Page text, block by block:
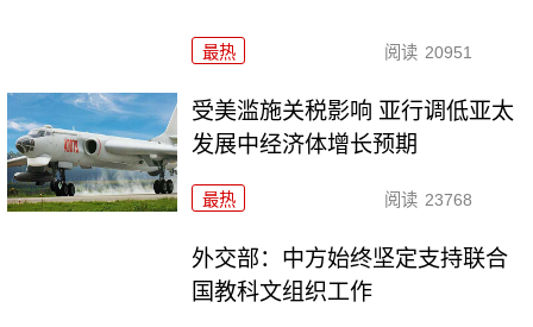
最热 阅读 20951
受美滥施关税影响 亚行调低亚太
发展中经济体增长预期
最热 阅读 23768
外交部：中方始终坚定支持联合
国教科文组织工作